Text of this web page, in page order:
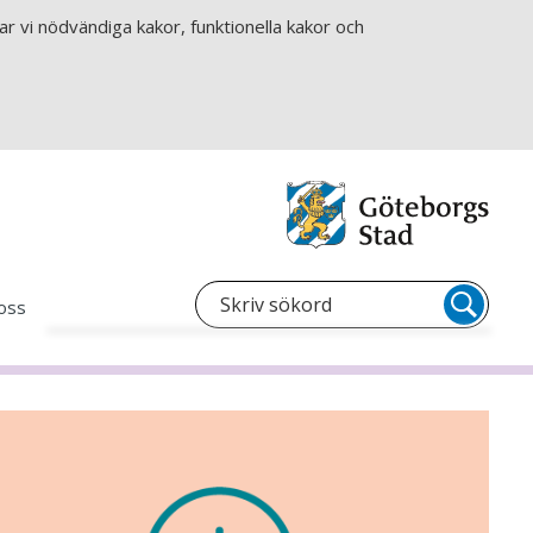
nödvändiga kakor, funktionella kakor och